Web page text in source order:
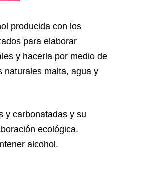
producida con los
para elaborar
y hacerla por medio de
naturales malta, agua y
y carbonatadas y su
ecológica.
alcohol.